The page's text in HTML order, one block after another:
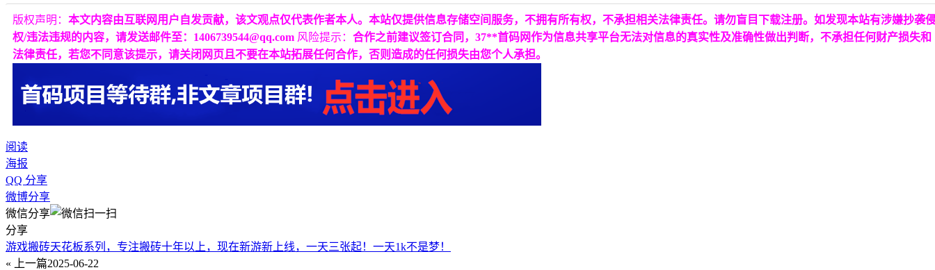
版权声明： 本文内容由互联网用户自发贡献，该文观点仅代表作者本人。本站仅提供信息存储空间服务，不拥有所有权，不承担相关法律责任。请勿盲目下载注册。如发现本站有涉嫌抄袭
权/违法违规的内容，请发送邮件至：1406739544@qq.com 风险提示： 合作之前建议签订合同，37**首码网作为信息共享平台无法对信息的真实性及准确性做出判断，不承担任何财产损失和
法律责任，若您不同意该提示，请关闭网页且不要在本站拓展任何合作，否则造成的任何损失由您个人承担。
阅读
海报
QQ 分享
微博分享
微信分享
分享
游戏搬砖天花板系列，专注搬砖十年以上，现在新游新上线，一天三张起！一天1k不是梦！
« 上一篇2025-06-22